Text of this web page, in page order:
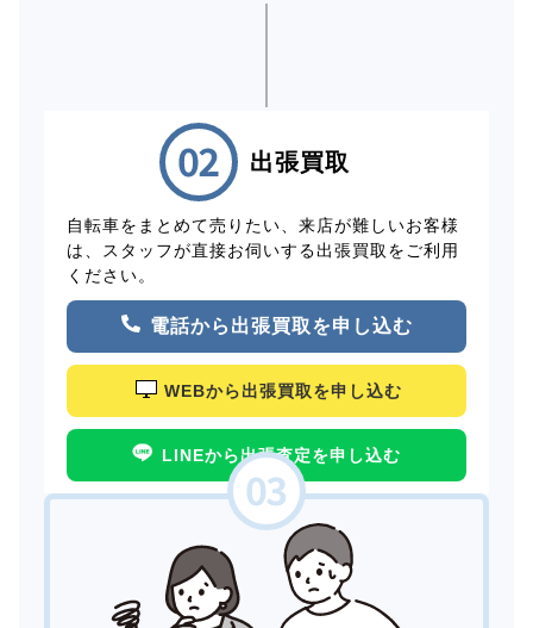
出張買取
自転車をまとめて売りたい、来店が難しいお客様
は、スタッフが直接お伺いする出張買取をご利用
ください。
電話から出張買取を申し込む
WEBから出張買取を申し込む
LINEから出張査定を申し込む